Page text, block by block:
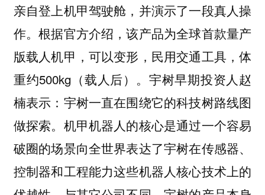
亲自登上机甲驾驶舱，并演示了一段真人操
作。根据官方介绍，该产品为全球首款量产
版载人机甲，可以变形，民用交通工具，体
重约500kg（载人后）。宇树早期投资人赵
楠表示：宇树一直在围绕它的科技树路线图
做探索。机甲机器人的核心是通过一个容易
破圈的场景向全世界表达了宇树在传感器、
控制器和工程能力这些机器人核心技术上的